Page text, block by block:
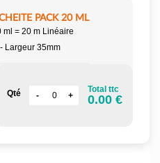
PACK 20 ML
= 20 m Linéaire
Largeur 35mm
Qté Total ttc
0.00 €